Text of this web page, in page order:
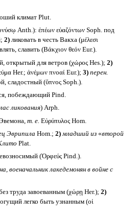
климат Plut.
Anth.): ἐπέων εὐαζόντων Soph. под
2)ликовать в честь Вакха (μέλεσι
славить (Βάκχιον θεόν Eur.).
открытый для ветров (χώρος Hes.); 2)
Her.; ἀνέμων πνοαί Eur.); 3) перен.
сладостный (ὕπνος Soph.).
побеждающий Pind.
ликования) Arph.
т. е. Εὐρύπυλος Hom.
Эврипила Hom.; 2) младший из«второй
Plat.
(Ὀρφεύς Pind.).
военачальник лакедемонян в войне с
труда завоеванным (χώρῃ Her.); 2)
легко быть узнанным (οἱ